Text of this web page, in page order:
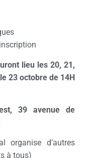
lieu les 20, 21,
23 octobre de 14H
39 avenue de
organise d’autres
à tous)